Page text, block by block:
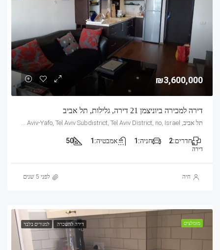
₪3,600,000
דירה למכירה ביוניצמן 21 דירה, גלילות, תל אביב
תל אביב, Mandarin, 21, Yunitsman, Tel Aviv, Glilot, Tel Aviv-Yafo, Tel Aviv Subdistrict, Tel Aviv District, no, Israel
חדרים:2 חניה: 1 אמבטיה: 1
50
דירה
חיה לפני 5 שנים
מומלצים דירה להשכרה למגורים בלבד